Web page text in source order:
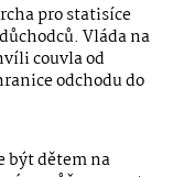
pro statisíce
Vláda na
couvla od
odchodu do
být dětem na